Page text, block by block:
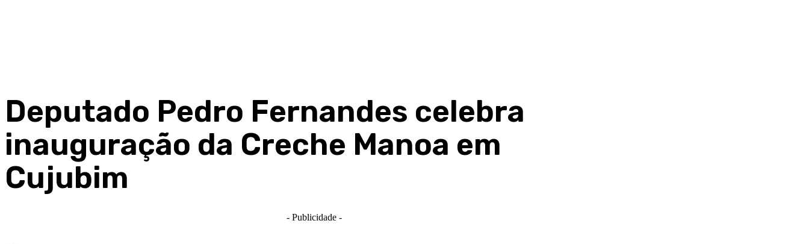
Deputado Pedro Fernandes celebra
inauguração da Creche Manoa em
Cujubim
- Publicidade -